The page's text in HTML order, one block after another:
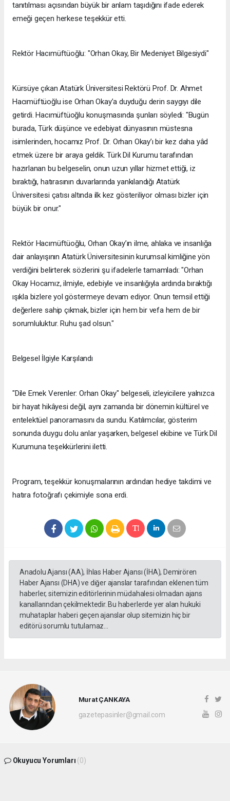
tanıtılması açısından büyük bir anlam taşıdığını ifade ederek
emeği geçen herkese teşekkür etti.
Rektör Hacımüftüoğlu: "Orhan Okay, Bir Medeniyet Bilgesiydi"
Kürsüye çıkan Atatürk Üniversitesi Rektörü Prof. Dr. Ahmet
Hacımüftüoğlu ise Orhan Okay’a duyduğu derin saygıyı dile
getirdi. Hacımüftüoğlu konuşmasında şunları söyledi: "Bugün
burada, Türk düşünce ve edebiyat dünyasının müstesna
isimlerinden, hocamız Prof. Dr. Orhan Okay’ı bir kez daha yâd
etmek üzere bir araya geldik. Türk Dil Kurumu tarafından
hazırlanan bu belgeselin, onun uzun yıllar hizmet ettiği, iz
bıraktığı, hatırasının duvarlarında yankılandığı Atatürk
Üniversitesi çatısı altında ilk kez gösteriliyor olması bizler için
büyük bir onur."
Rektör Hacımüftüoğlu, Orhan Okay’ın ilme, ahlaka ve insanlığa
dair anlayışının Atatürk Üniversitesinin kurumsal kimliğine yön
verdiğini belirterek sözlerini şu ifadelerle tamamladı: "Orhan
Okay Hocamız, ilmiyle, edebiyle ve insanlığıyla ardında bıraktığı
ışıkla bizlere yol göstermeye devam ediyor. Onun temsil ettiği
değerlere sahip çıkmak, bizler için hem bir vefa hem de bir
sorumluluktur. Ruhu şad olsun."
Belgesel İlgiyle Karşılandı
"Dile Emek Verenler: Orhan Okay" belgeseli, izleyicilere yalnızca
bir hayat hikâyesi değil, aynı zamanda bir dönemin kültürel ve
entelektüel panoramasını da sundu. Katılımcılar, gösterim
sonunda duygu dolu anlar yaşarken, belgesel ekibine ve Türk Dil
Kurumuna teşekkürlerini iletti.
Program, teşekkür konuşmalarının ardından hediye takdimi ve
hatıra fotoğrafı çekimiyle sona erdi.
Anadolu Ajansı (AA), İhlas Haber Ajansı (İHA), Demirören
Haber Ajansı (DHA) ve diğer ajanslar tarafından eklenen tüm
haberler, sitemizin editörlerinin müdahalesi olmadan ajans
kanallarından çekilmektedir. Bu haberlerde yer alan hukuki
muhataplar haberi geçen ajanslar olup sitemizin hiç bir
editörü sorumlu tutulamaz...
Murat ÇANKAYA
gazetepasinler@gmail.com
Okuyucu Yorumları (0)